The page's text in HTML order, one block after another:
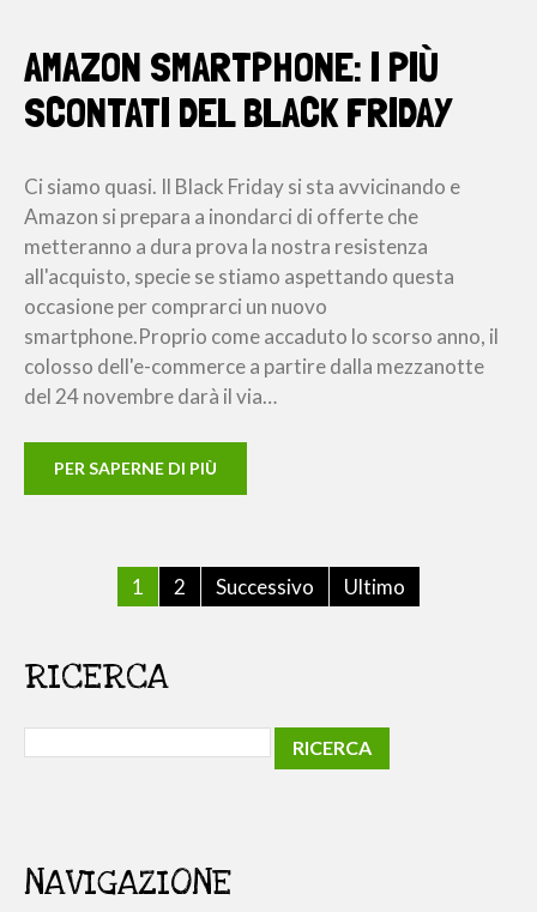
AMAZON SMARTPHONE: I PIÙ
SCONTATI DEL BLACK FRIDAY
Ci siamo quasi. Il Black Friday si sta avvicinando e
Amazon si prepara a inondarci di offerte che
metteranno a dura prova la nostra resistenza
all'acquisto, specie se stiamo aspettando questa
occasione per comprarci un nuovo
smartphone.Proprio come accaduto lo scorso anno, il
colosso dell'e-commerce a partire dalla mezzanotte
del 24 novembre darà il via…
PER SAPERNE DI PIÙ
1 2 Successivo Ultimo
RICERCA
NAVIGAZIONE